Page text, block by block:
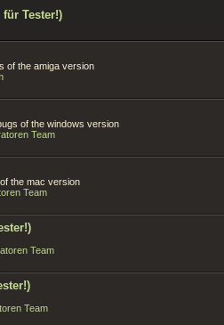
Tester!)
of the amiga version
of the windows version
Team
the mac version
Team
Team
Team